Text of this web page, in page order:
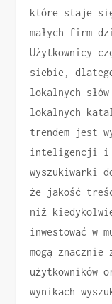
które staje
małych firm
Użytkownicy
siebie,
lokalnych
lokalnych
trendem jest
inteligencji i
wyszukiwarki
że jakość
niż
inwestować w
mogą znacznie
użytkowników
wynikach